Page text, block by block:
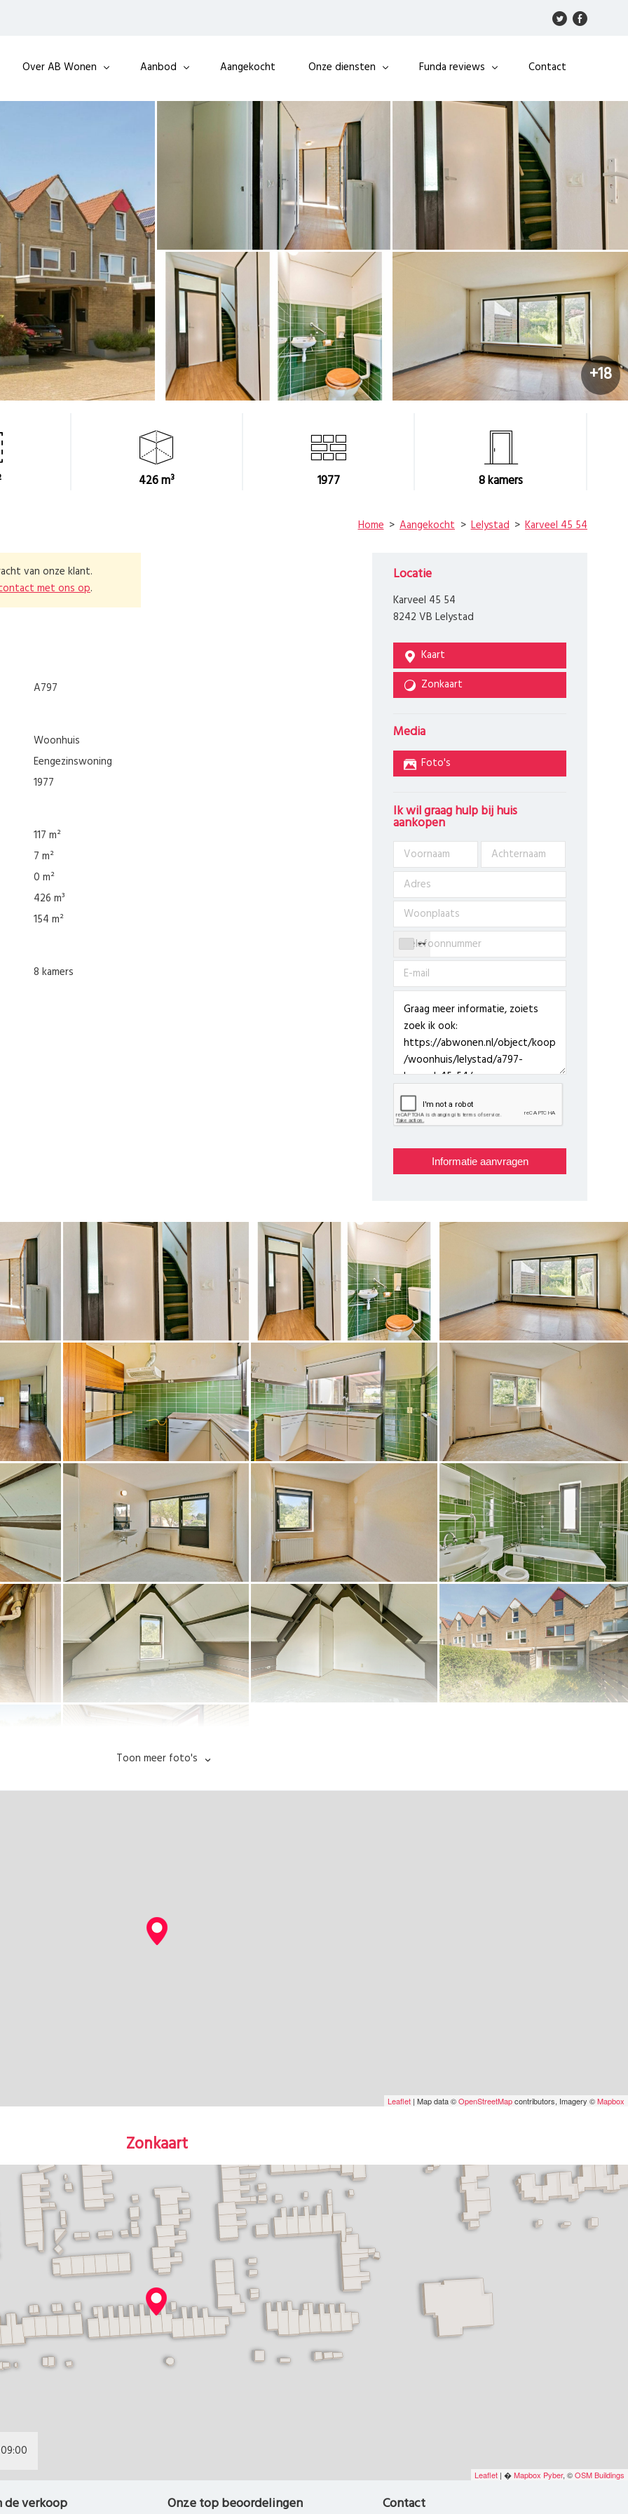
Over AB Wonen Aanbod Aangekocht Onze diensten Funda reviews Contact
+18
426 m³ 1977 8kamers
Home Aangekocht Lelystad Karveel 45 54
van onze klant.
met ons op.
A797
woonhuis
eengezinswoning
1977
117 m²
7 m²
0 m²
426 m³
154 m²
8 kamers
Locatie
Karveel 45 54
8242 VB Lelystad
Kaart
Zonkaart
Media
Foto's
Ik wil graag hulp bij huis
aankopen
Toon meer foto's
Leaflet | Map data ©OpenStreetMapcontributors, Imagery ©Mapbox
Zonkaart
Leaflet | �Mapbox Pyber, ©OSM Buildings
09:00
verkoop Onze top beoordelingen Contact